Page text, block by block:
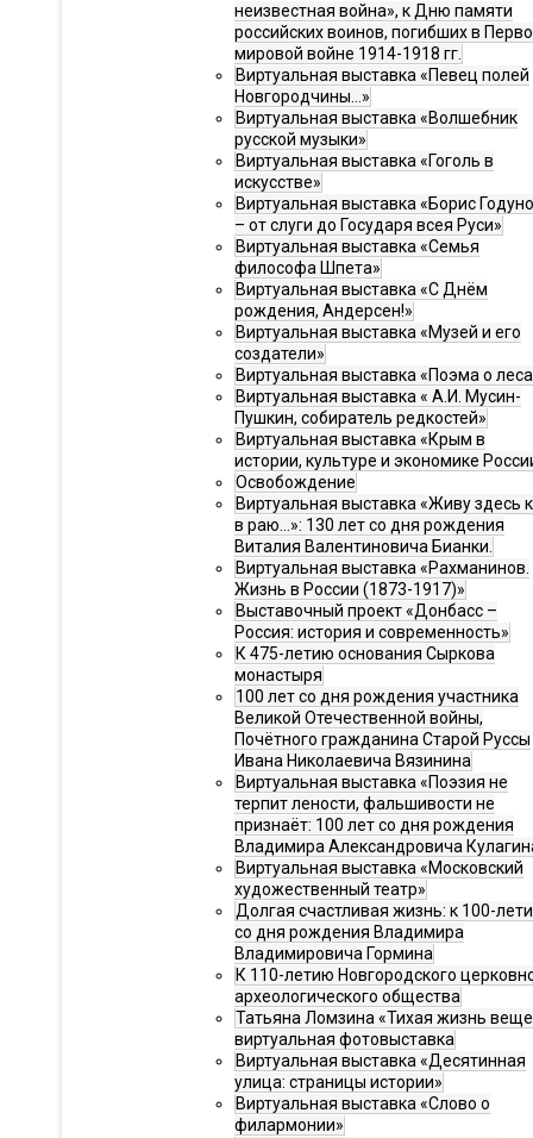
неизвестная война», к Дню памяти
российских воинов, погибших в
мировой войне 1914-1918 гг.
Виртуальная выставка «Певец полей
Новгородчины…»
Виртуальная выставка «Волшебник
русской музыки»
Виртуальная выставка «Гоголь в
искусстве»
Виртуальная выставка «Борис
– от слуги до Государя всея Руси»
Виртуальная выставка «Семья
философа Шпета»
Виртуальная выставка «С Днём
рождения, Андерсен!»
Виртуальная выставка «Музей и его
создатели»
Виртуальная выставка «Поэма о
Виртуальная выставка « А.И. Мусин-
Пушкин, собиратель редкостей»
Виртуальная выставка «Крым в
истории, культуре и экономике
Освобождение
Виртуальная выставка «Живу здесь
в раю…»: 130 лет со дня рождения
Виталия Валентиновича Бианки.
Виртуальная выставка «Рахманинов.
Жизнь в России (1873-1917)»
Выставочный проект «Донбасс –
Россия: история и современность»
К 475-летию основания Сыркова
монастыря
100 лет со дня рождения участника
Великой Отечественной войны,
Почётного гражданина Старой Руссы
Ивана Николаевича Вязинина
Виртуальная выставка «Поэзия не
терпит лености, фальшивости не
признаёт: 100 лет со дня рождения
Владимира Александровича
Виртуальная выставка «Московский
художественный театр»
Долгая счастливая жизнь: к 100-
со дня рождения Владимира
Владимировича Гормина
К 110-летию Новгородского
археологического общества
Татьяна Ломзина «Тихая жизнь
виртуальная фотовыставка
Виртуальная выставка «Десятинная
улица: страницы истории»
Виртуальная выставка «Слово о
филармонии»